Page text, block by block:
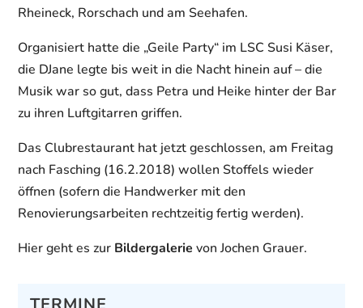
Rheineck, Rorschach und am Seehafen.
Organisiert hatte die „Geile Party“ im LSC Susi Käser,
die DJane legte bis weit in die Nacht hinein auf – die
Musik war so gut, dass Petra und Heike hinter der Bar
zu ihren Luftgitarren griffen.
Das Clubrestaurant hat jetzt geschlossen, am Freitag
nach Fasching (16.2.2018) wollen Stoffels wieder
öffnen (sofern die Handwerker mit den
Renovierungsarbeiten rechtzeitig fertig werden).
Hier geht es zur Bildergalerie von Jochen Grauer.